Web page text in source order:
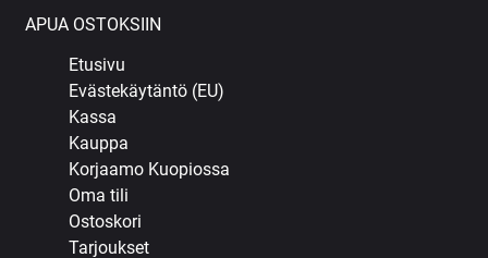
APUA OSTOKSIIN
Etusivu
Evästekäytäntö (EU)
Kassa
Kauppa
Korjaamo Kuopiossa
Oma tili
Ostoskori
Tarjoukset